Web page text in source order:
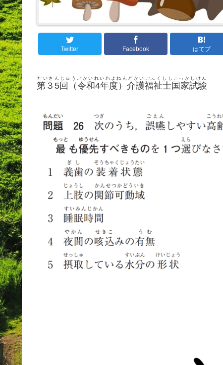
Twitter Facebook はてブ
第３5回（令和4年度）介護福祉士国家試験
だいさんじゅうごかいれいわよねんどかいごふくししこっかしけん